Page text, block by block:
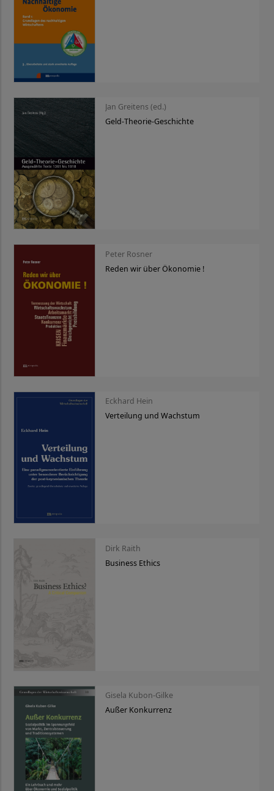
Jan Greitens (ed.)
Geld-Theorie-Geschichte
Peter Rosner
Reden wir über Ökonomie !
Eckhard Hein
Verteilung und Wachstum
Dirk Raith
Business Ethics
Gisela Kubon-Gilke
Außer Konkurrenz